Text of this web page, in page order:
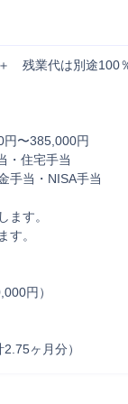
　残業代は別途100
〜385,000円
・住宅手当
手当
ます。
す。
円）
ヶ月分）